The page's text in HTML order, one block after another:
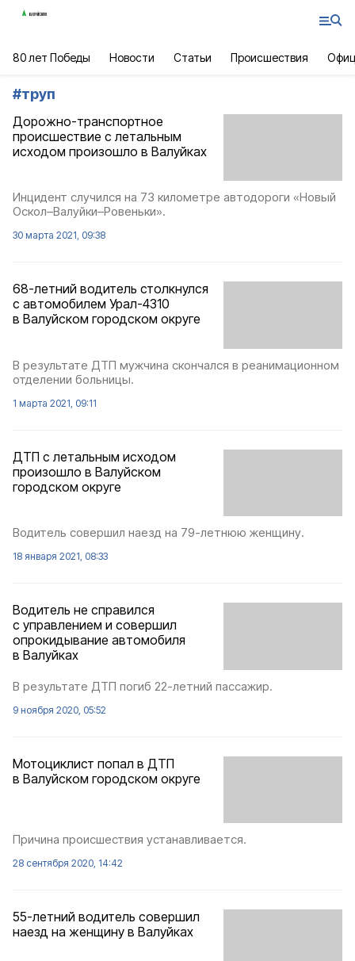
80 лет Победы Новости Статьи Происшествия
#труп
Дорожно-транспортное
происшествие с летальным
исходом произошло в Валуйках
Инцидент случился на 73 километре автодороги «Новый
Оскол–Валуйки–Ровеньки».
30 марта 2021, 09:38
68-летний водитель столкнулся
с автомобилем Урал-4310
в Валуйском городском округе
В результате ДТП мужчина скончался в реанимационном
отделении больницы.
1 марта 2021, 09:11
ДТП с летальным исходом
произошло в Валуйском
городском округе
Водитель совершил наезд на 79-летнюю женщину.
18 января 2021, 08:33
Водитель не справился
с управлением и совершил
опрокидывание автомобиля
в Валуйках
В результате ДТП погиб 22-летний пассажир.
9 ноября 2020, 05:52
Мотоциклист попал в ДТП
в Валуйском городском округе
Причина происшествия устанавливается.
28 сентября 2020, 14:42
55-летний водитель совершил
наезд на женщину в Валуйках